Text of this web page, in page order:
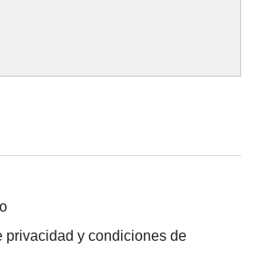
privacidad y condiciones de